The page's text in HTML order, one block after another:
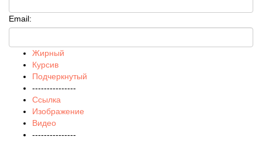
Email:
Жирный
Курсив
Подчеркнутый
---------------
Ссылка
Изображение
Видео
---------------